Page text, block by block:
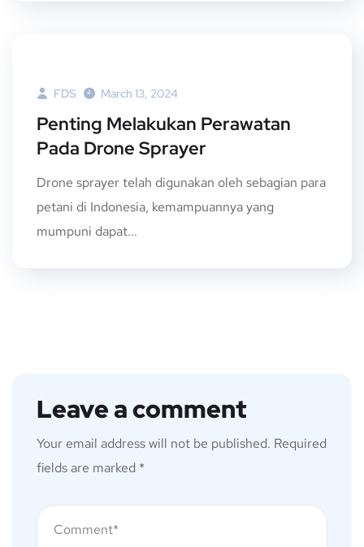
FDS March 13, 2024
Penting Melakukan Perawatan
Pada Drone Sprayer
Drone sprayer telah digunakan oleh sebagian para
petani di Indonesia, kemampuannya yang
mumpuni dapat...
Leave a comment
Your email address will not be published. Required
fields are marked *